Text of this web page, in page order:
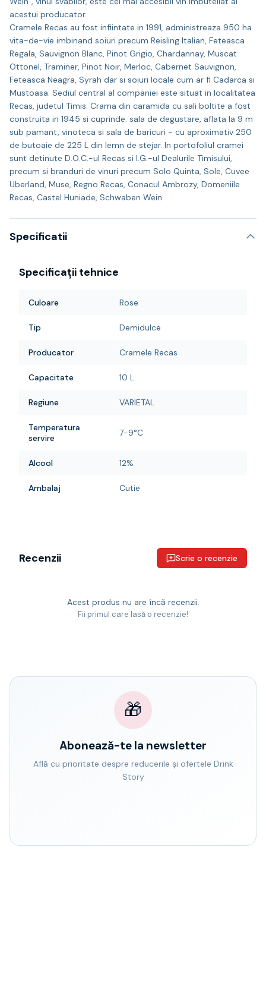
acestui producator.
Cramele Recas au fost infiintate in 1991, administreaza 950 ha
vita-de-vie imbinand soiuri precum Reisling Italian, Feteasca
Regala, Sauvignon Blanc, Pinot Grigio, Chardannay, Muscat
Ottonel, Traminer, Pinot Noir, Merloc, Cabernet Sauvignon,
Feteasca Neagra, Syrah dar si soiuri locale cum ar fi Cadarca si
Mustoasa. Sediul central al companiei este situat in localitatea
Recas, judetul Timis. Crama din caramida cu sali boltite a fost
construita in 1945 si cuprinde: sala de degustare, aflata la 9 m
sub pamant, vinoteca si sala de baricuri - cu aproximativ 250
de butoaie de 225 L din lemn de stejar. In portofoliul cramei
sunt detinute D.O.C.-ul Recas si I.G.-ul Dealurile Timisului,
precum si branduri de vinuri precum Solo Quinta, Sole, Cuvee
Uberland, Muse, Regno Recas, Conacul Ambrozy, Domeniile
Recas, Castel Huniade, Schwaben Wein.
Specificatii
Specificații tehnice
Culoare Rose
Tip Demidulce
Producator Cramele Recas
Capacitate 10 L
Regiune VARIETAL
Temperatura
servire
7-9°C
Alcool 12%
Ambalaj Cutie
Recenzii Scrie o recenzie
Acest produs nu are încă recenzii.
Fii primul care lasă o recenzie!
🎁
Abonează-te la newsletter
Află cu prioritate despre reducerile și ofertele Drink
Story